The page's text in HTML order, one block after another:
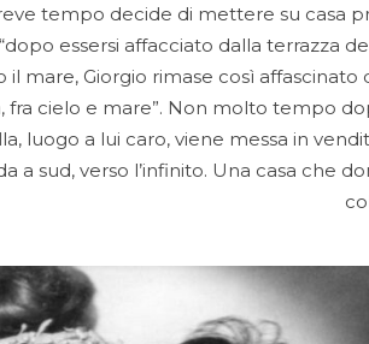
tempo decide di mettere su casa
essersi affacciato dalla terrazza
il mare, Giorgio rimase così
fra cielo e mare”. Non molto tempo
luogo a lui caro, viene messa in
a sud, verso l’infinito. Una casa che